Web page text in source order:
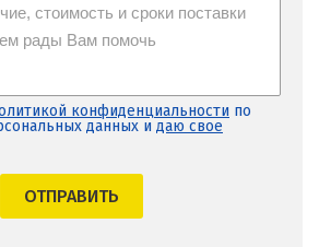
конфиденциальности по
данных и даю свое
ОТПРАВИТЬ